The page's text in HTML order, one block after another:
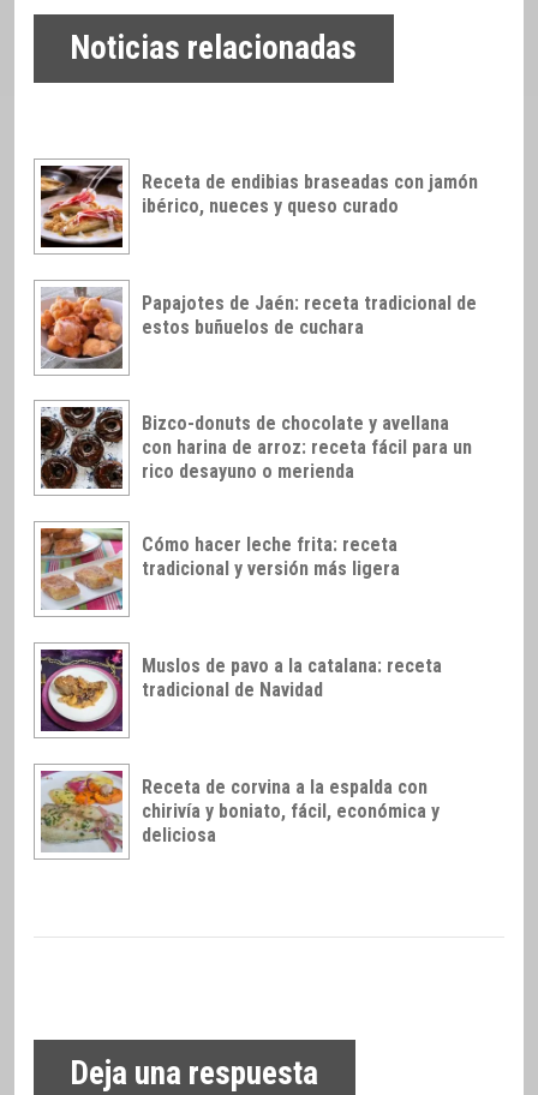
Noticias relacionadas
Receta de endibias braseadas con jamón
ibérico, nueces y queso curado
Papajotes de Jaén: receta tradicional de
estos buñuelos de cuchara
Bizco-donuts de chocolate y avellana
con harina de arroz: receta fácil para un
rico desayuno o merienda
Cómo hacer leche frita: receta
tradicional y versión más ligera
Muslos de pavo a la catalana: receta
tradicional de Navidad
Receta de corvina a la espalda con
chirivía y boniato, fácil, económica y
deliciosa
Deja una respuesta